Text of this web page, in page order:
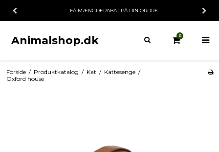
FÅ MÆNGDERABAT PÅ DIN ORDRE
Animalshop.dk 0
Forside / Produktkatalog / Kat / Kattesenge /
Oxford house